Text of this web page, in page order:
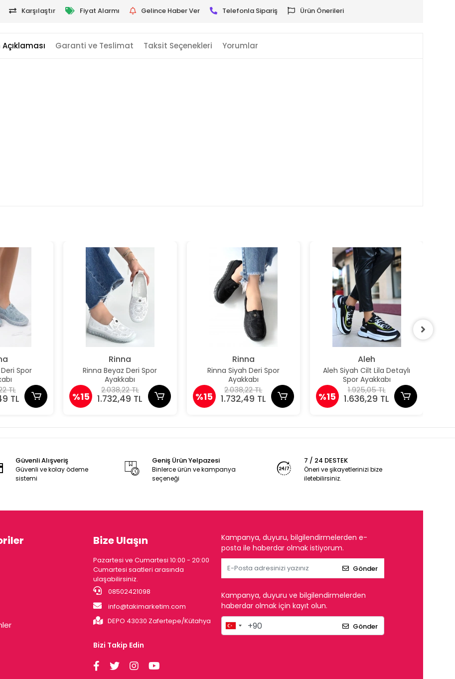
Karşılaştır Fiyat Alarmı Gelince Haber Ver Telefonla Sipariş Ürün Önerileri
Açıklaması Garanti ve Teslimat Taksit Seçenekleri Yorumlar
Spor
TL
TL
Rinna
Rinna Beyaz Deri Spor
Ayakkabı
%15
2.038,22 TL
1.732,49 TL
Rinna
Rinna Siyah Deri Spor
Ayakkabı
%15
2.038,22 TL
1.732,49 TL
Aleh
Aleh Siyah Cilt Lila Detaylı
Spor Ayakkabı
%15
1.925,05 TL
1.636,29 TL
Güvenli Alışveriş
Güvenli ve kolay ödeme
sistemi
Geniş Ürün Yelpazesi
Binlerce ürün ve kampanya
seçeneği
7 / 24 DESTEK
Öneri ve şikayetlerinizi bize
iletebilirsiniz.
Bize Ulaşın
Pazartesi ve Cumartesi 10:00 - 20:00
Cumartesi saatleri arasında
ulaşabilirsiniz.
08502421098
info@takimarketim.com
DEPO 43030 Zafertepe/Kütahya
Bizi Takip Edin
Kampanya, duyuru, bilgilendirmelerden e-
posta ile haberdar olmak istiyorum.
Gönder
Kampanya, duyuru ve bilgilendirmelerden
haberdar olmak için kayıt olun.
Gönder